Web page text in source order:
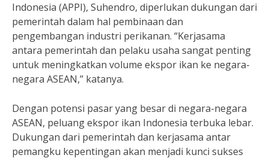
Indonesia (APPI), Suhendro, diperlukan dukungan dari
pemerintah dalam hal pembinaan dan
pengembangan industri perikanan. “Kerjasama
antara pemerintah dan pelaku usaha sangat penting
untuk meningkatkan volume ekspor ikan ke negara-
negara ASEAN,” katanya.
Dengan potensi pasar yang besar di negara-negara
ASEAN, peluang ekspor ikan Indonesia terbuka lebar.
Dukungan dari pemerintah dan kerjasama antar
pemangku kepentingan akan menjadi kunci sukses